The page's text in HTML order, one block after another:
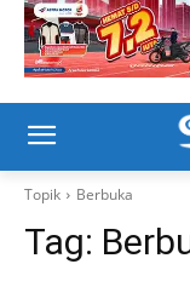
Topik Berbuka
Tag: